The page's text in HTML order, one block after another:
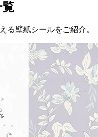
る壁紙シールをご紹介。